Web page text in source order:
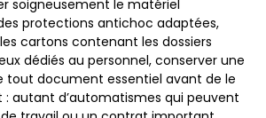
soigneusement le matériel
protections antichoc adaptées,
cartons contenant les dossiers
dédiés au personnel, conserver une
tout document essentiel avant de le
autant d’automatismes qui peuvent